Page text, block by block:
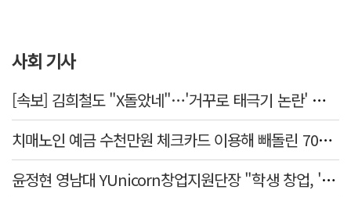
사회 기사
[속보] 김희철도 "X돌았네"…'거꾸로 태극기 논란' 인천시 현수막, 이틀 만에 철거
치매노인 예금 수천만원 체크카드 이용해 빼돌린 70대 간병인, 집행유예
윤정현 영남대 YUnicorn창업지원단장 "학생 창업, '팀 빌딩'이 제일 중요"